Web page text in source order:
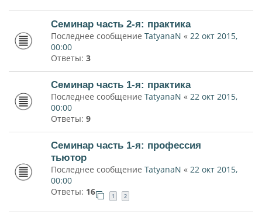
Семинар часть 2-я: практика
Последнее сообщение TatyanaN « 22 окт 2015,
00:00
Ответы: 3
Семинар часть 1-я: практика
Последнее сообщение TatyanaN « 22 окт 2015,
00:00
Ответы: 9
Семинар часть 1-я: профессия
тьютор
Последнее сообщение TatyanaN « 22 окт 2015,
00:00
Ответы: 16 1 2